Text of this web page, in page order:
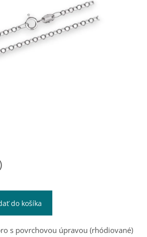
do košíka
s povrchovou úpravou (rhódiované)